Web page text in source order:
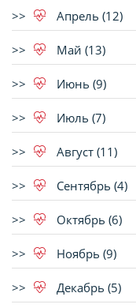
Апрель (12)
Май (13)
Июнь (9)
Июль (7)
Август (11)
Сентябрь (4)
Октябрь (6)
Ноябрь (9)
Декабрь (5)